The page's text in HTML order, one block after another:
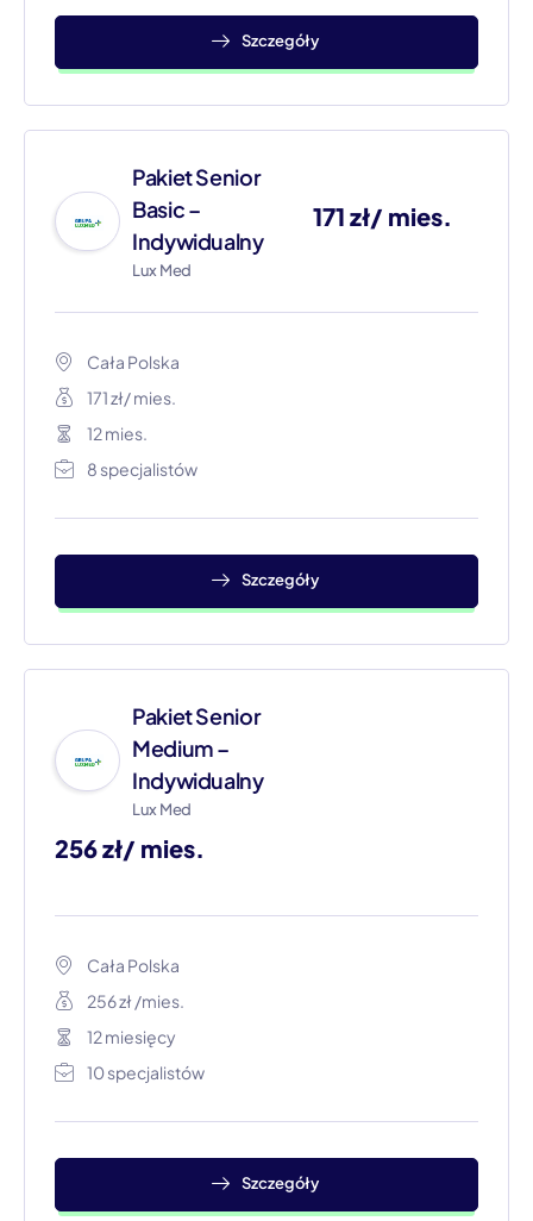
Szczegóły
Pakiet Senior
Basic –
Indywidualny
Lux Med
171 zł/ mies.
Cała Polska​
171 zł/ mies.
12 mies.
8 specjalistów
Szczegóły
Pakiet Senior
Medium –
Indywidualny
Lux Med
256 zł/ mies.
Cała Polska​
256 zł /mies.
12 miesięcy
10 specjalistów
Szczegóły